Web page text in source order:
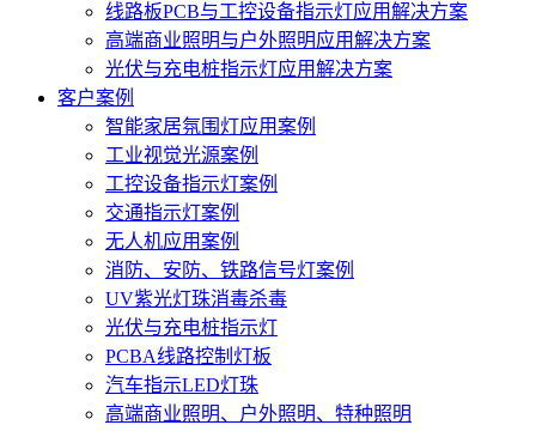
线路板PCB与工控设备指示灯应用解决方案
高端商业照明与户外照明应用解决方案
光伏与充电桩指示灯应用解决方案
客户案例
智能家居氛围灯应用案例
工业视觉光源案例
工控设备指示灯案例
交通指示灯案例
无人机应用案例
消防、安防、铁路信号灯案例
UV紫光灯珠消毒杀毒
光伏与充电桩指示灯
PCBA线路控制灯板
汽车指示LED灯珠
高端商业照明、户外照明、特种照明